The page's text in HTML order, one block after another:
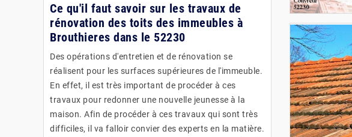
Ce qu'il faut savoir sur les travaux de
rénovation des toits des immeubles à
Brouthieres dans le 52230
Des opérations d'entretien et de rénovation se
réalisent pour les surfaces supérieures de l'immeuble.
En effet, il est très important de procéder à ces
travaux pour redonner une nouvelle jeunesse à la
maison. Afin de procéder à ces travaux qui sont très
difficiles, il va falloir convier des experts en la matière.